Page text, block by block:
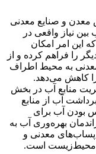
معدن و صنایع معدنی
نیاز واقعی در
این امر امکان
را فراهم کرده و از
به محیط اطراف
را کاهش می‌دهد.
منابع آب در بخش
آب از منابع
بودن آب برای
بهره‌وری آب به
معدنی و
محیط‌زیست است.